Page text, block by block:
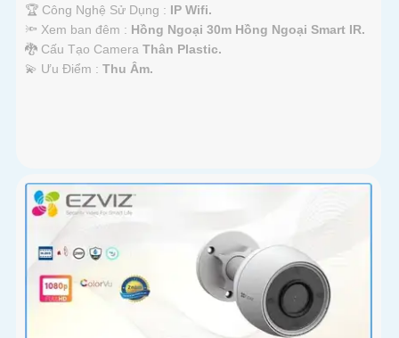
🏆 Công Nghệ Sử Dụng : IP Wifi.
🔦 Xem ban đêm : Hồng Ngoại 30m Hồng Ngoại Smart IR.
🐉️ Cấu Tạo Camera Thân Plastic.
️💫 Ưu Điểm : Thu Âm.